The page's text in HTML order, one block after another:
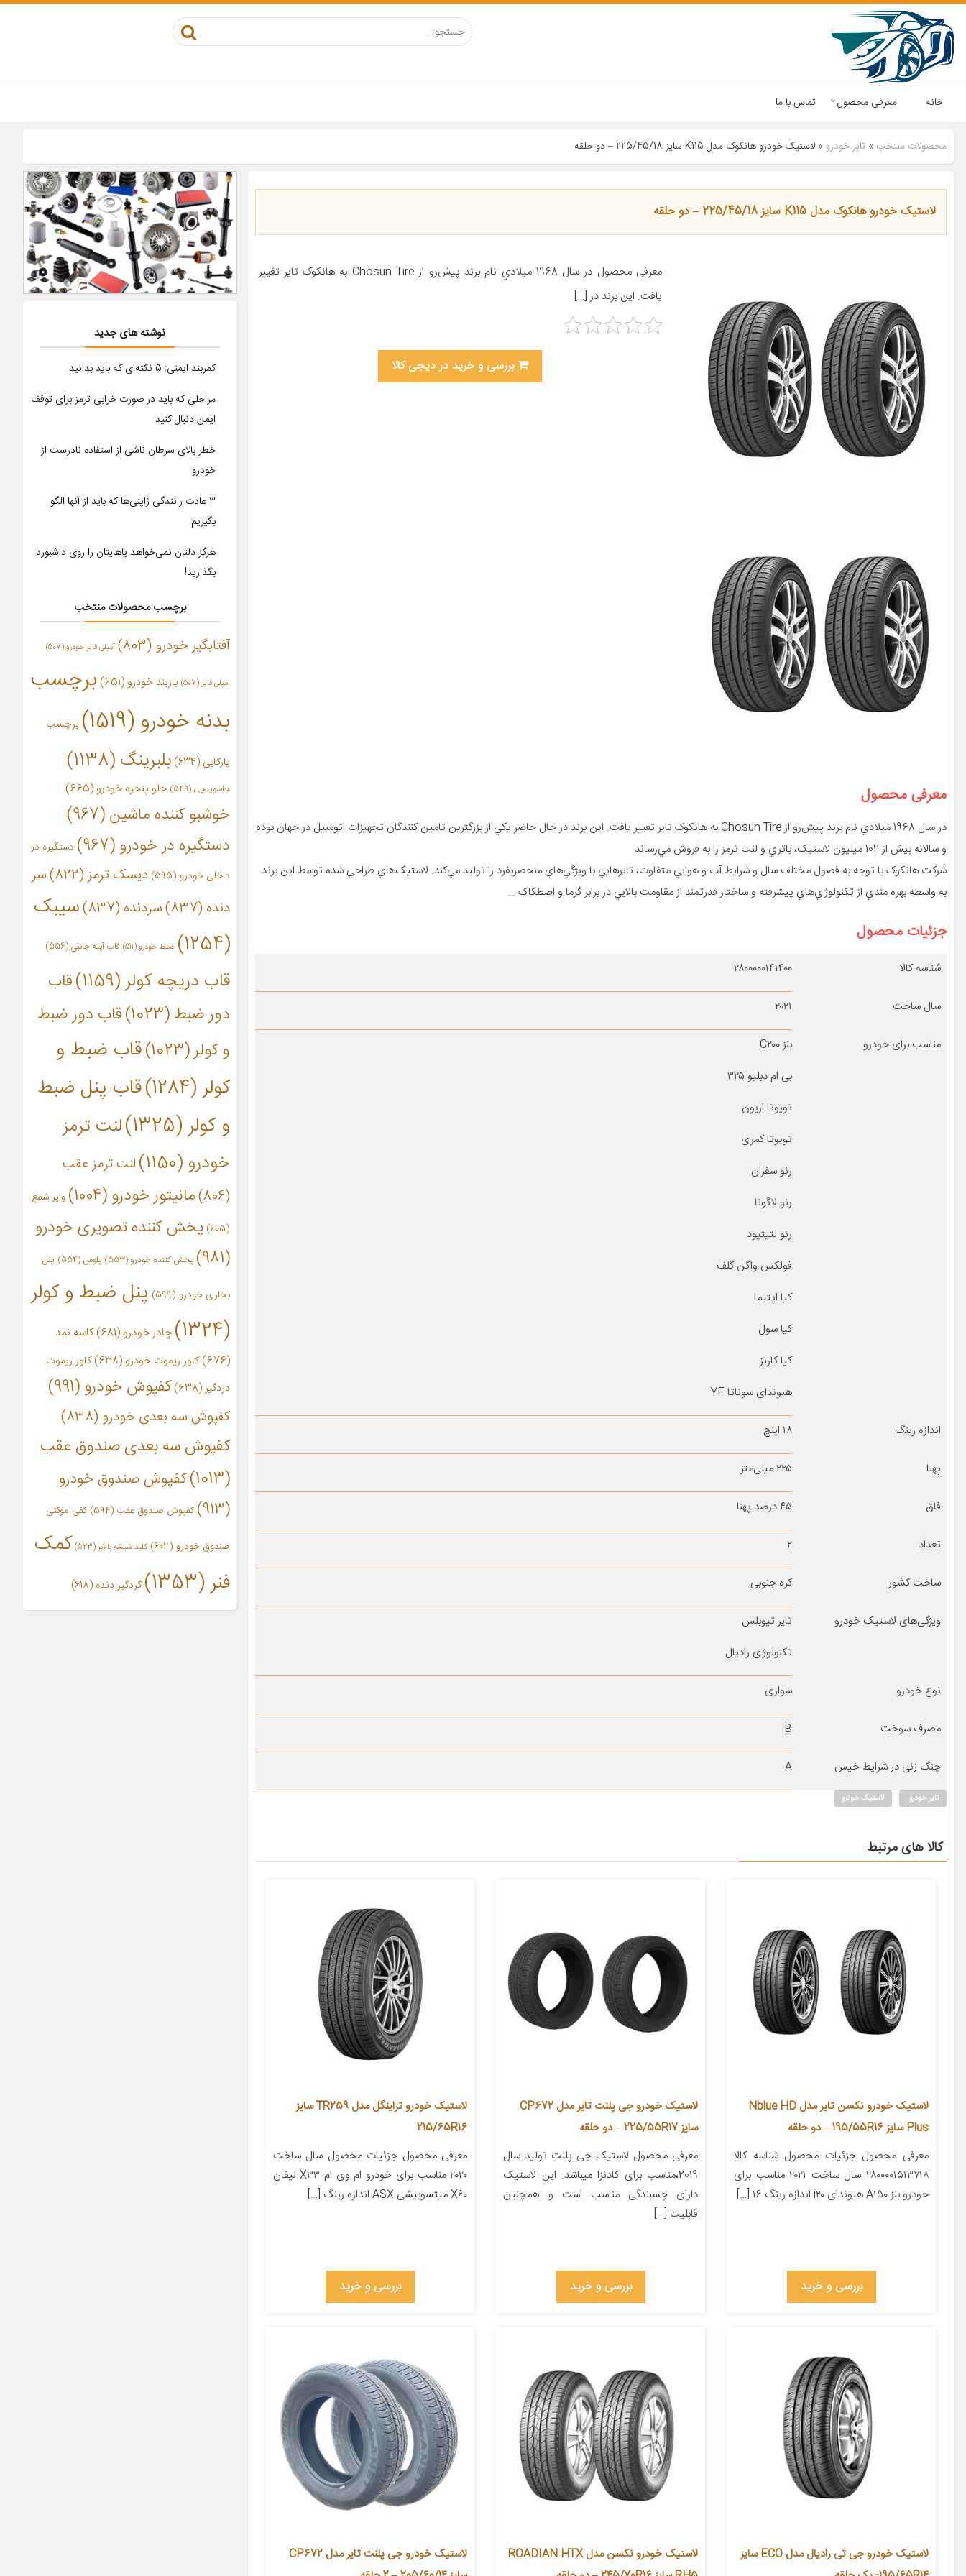
خانه معرفی محصول تماس با ما
محصولات منتخب » تایر خودرو» لاستیک خودرو هانکوک مدل K115 سایز 225/45/18 – دو حلقه
لاستیک خودرو هانکوک مدل K115 سایز 225/45/18 – دو حلقه
معرفی محصول در سال 1968 ميلادي نام برند پيش‌رو از Chosun Tire به هانکوک تاير تغيير
يافت. اين برند در […]
بررسی و خرید در دیجی کالا
معرفی محصول
در سال 1968 ميلادي نام برند پيش‌رو از Chosun Tire به هانکوک تاير تغيير يافت. اين برند در حال حاضر يکي از بزرگترين تامين کنندگان تجهيزات اتومبيل در جهان بوده
و سالانه بيش از 102 ميليون لاستيک، باتري و لنت ترمز را به فروش مي‌رساند.
شرکت هانکوک با توجه به فصول مختلف سال و شرايط آب و هوايي متفاوت، تايرهايي با ويژگي‌هاي منحصربفرد را توليد مي‌کند. لاستيک‌هاي طراحي شده توسط اين برند
به واسطه بهره مندي از تکنولوژي‌هاي پيشرفته و ساختار قدرتمند از مقاومت بالايي در برابر گرما و اصطکاک …
جزئیات محصول
شناسه کالا ۲۸۰۰۰۰۰۱۴۱۴۰۰
سال ساخت ۲۰۲۱
مناسب برای خودرو
بنز C۲۰۰
بی ام دبلیو ۳۲۵
تویوتا اریون
تویوتا کمری
رنو سفران
رنو لاگونا
رنو لتیتیود
فولکس واگن گلف
کیا اپتیما
کیا سول
کیا کارنز
هیوندای سوناتا YF
اندازه رینگ ۱۸ اینچ
پهنا ۲۲۵ میلی‌متر
فاق ۴۵ درصد پهنا
تعداد ۲
ساخت کشور کره جنوبی
ویژگی‌های لاستیک خودرو
تایر تیوبلس
تکنولوژی رادیال
نوع خودرو سواری
مصرف سوخت B
چنگ زنی در شرایط خیس A
تایر خودرو لاستیک خودرو
کالا های مرتبط
لاستیک خودرو نکسن تایر مدل Nblue HD
Plus سایز 195/55R16 – دو حلقه
معرفی محصول جزئیات محصول شناسه کالا
۲۸۰۰۰۰۱۵۱۳۷۱۸ سال ساخت ۲۰۲۱ مناسب برای
خودرو بنز A۱۵۰ هیوندای i۲۰ اندازه رینگ ۱۶ […]
بررسی و خرید
لاستیک خودرو جی پلنت تایر مدل CP672
سایز 225/55R17 – دو حلقه
معرفی محصول لاستیک جی پلنت تولید سال
2019،مناسب برای کادنزا میباشد. این لاستیک
دارای چسبندگی مناسب است و همچنین
قابلیت […]
بررسی و خرید
لاستیک خودرو تراینگل مدل TR259 سایز
215/65R16
معرفی محصول جزئیات محصول سال ساخت
۲۰۲۰ مناسب برای خودرو ام وی ام X۳۳ لیفان
X۶۰ میتسوبیشی ASX اندازه رینگ […]
بررسی و خرید
لاستیک خودرو جی تی رادیال مدل ECO سایز
لاستیک خودرو نکسن مدل ROADIAN HTX
لاستیک خودرو جی پلنت تایر مدل CP672
نوشته های جدید
کمربند ایمنی: 5 نکته‌ای که باید بدانید
مراحلی که باید در صورت خرابی ترمز برای توقف
ایمن دنبال کنید
خطر بالای سرطان ناشی از استفاده نادرست از
خودرو
۳ عادت رانندگی ژاپنی‌ها که باید از آنها الگو
بگیریم
هرگز دلتان نمی‌خواهد پاهایتان را روی داشبورد
بگذارید!
برچسب محصولات منتخب
آفتابگیر خودرو (803) آمپلی فایر خودرو(507)
امپلی فایر (507) باربند خودرو(651)
برچسب
بدنه خودرو(1519) برچسب
پارکابی (634) بلبرینگ(1138)
جاسوییچی (549) جلو پنجره خودرو (665)
خوشبو کننده ماشین(967)
دستگیره در خودرو(967)
دستگیره در
داخلی خودرو (595) دیسک ترمز(822)
سر
دنده(837) سردنده(837)
سیبک
(1254)
ضبط خودرو(511) قاب آینه جانبی (556)
قاب دریچه کولر(1159)
قاب
دور ضبط(1023)
قاب دور ضبط
و کولر(1023)
قاب ضبط و
کولر(1284)
قاب پنل ضبط
و کولر(1325)
لنت ترمز
خودرو(1150)
لنت ترمز عقب
(806)
مانیتور خودرو(1004)
وایر شمع
(605)
پخش کننده تصویری خودرو
(981)
پخش کننده خودرو(553) پلوس(554) پنل
بخاری خودرو (599)
پنل ضبط و کولر
(1324)
چادر خودرو (681)
کاسه نمد
(676)
کاور ریموت خودرو(638)
کاور ریموت
دزدگیر(638) کفپوش خودرو(991)
کفپوش سه بعدی خودرو (838)
کفپوش سه بعدی صندوق عقب
(1013)
کفپوش صندوق خودرو
(913)
کفپوش صندوق عقب (594) کفی موکتی
صندوق خودرو (602) کلید شیشه بالابر(523)
کمک
فنر(1353) گردگیر دنده (618)